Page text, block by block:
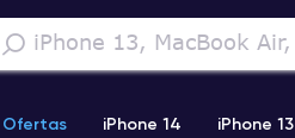
Ofertas iPhone 14 iPhone 13